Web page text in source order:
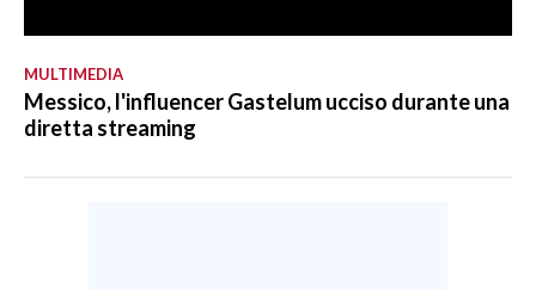
MULTIMEDIA
Messico, l'influencer Gastelum ucciso durante una
diretta streaming